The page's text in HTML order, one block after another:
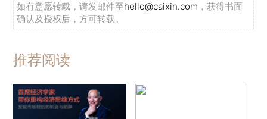
如有意愿转载，请发邮件至hello@caixin.com ，获得书面
确认及授权后，方可转载。
推荐阅读